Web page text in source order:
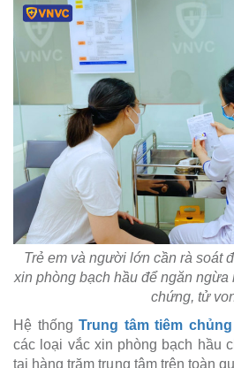
Trẻ em và người lớn cần rà soát
xin phòng bạch hầu để ngăn ngừa
chứng, tử
Hệ thống Trung tâm tiêm chủng
các loại vắc xin phòng bạch hầu
tại hàng trăm trung tâm trên toàn